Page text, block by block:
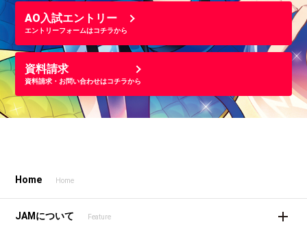
AO入試エントリー
エントリーフォームはコチラから
資料請求
資料請求・お問い合わせはコチラから
Home Home
JAMについて Feature